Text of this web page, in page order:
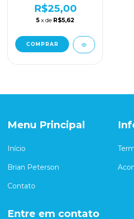
R$25,00
5 x de R$5,62
COMPRAR
Menu Principal
Início
Brian Peterson
Contato
Entre em contato